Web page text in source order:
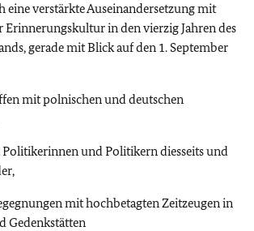
eine verstärkte Auseinandersetzung mit
Erinnerungskultur in den vierzig Jahren des
gerade mit Blick auf den 1. September
mit polnischen und deutschen
Politikerinnen und Politikern diesseits und
mit hochbetagten Zeitzeugen in
Gedenkstätten